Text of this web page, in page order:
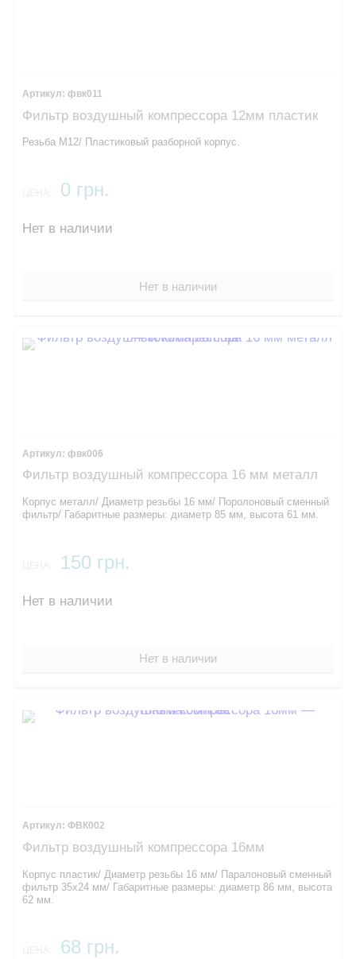
фвк011
Фильтр воздушный компрессора 12мм пластик
Резьба М12/ Пластиковый разборной корпус.
0 грн.
Нет в наличии
Нет в наличии
фвк006
Фильтр воздушный компрессора 16 мм металл
Корпус металл/ Диаметр резьбы 16 мм/ Поролоновый сменный
фильтр/ Габаритные размеры: диаметр 85 мм, высота 61 мм.
150 грн.
Нет в наличии
Нет в наличии
ФВК002
Фильтр воздушный компрессора 16мм
Корпус пластик/ Диаметр резьбы 16 мм/ Паралоновый сменный
фильтр 35х24 мм/ Габаритные размеры: диаметр 86 мм, высота
62 мм.
68 грн.